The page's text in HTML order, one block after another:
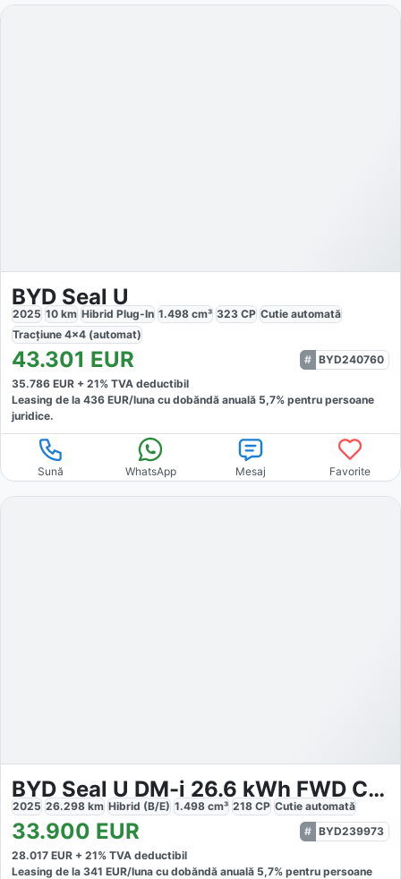
BYD Seal U
2025 10 km Hibrid Plug-In 1.498 cm³ 323 CP Cutie automată
Tracțiune 4x4 (automat)
43.301 EUR
BYD240760
35.786 EUR + 21% TVA deductibil
Leasing de la 436 EUR/luna cu dobăndă anuală 5,7% pentru persoane
juridice.
Sună WhatsApp Mesaj Favorite
BYD Seal U DM-i 26.6 kWh FWD Comfort
2025 26.298 km Hibrid (B/E) 1.498 cm³ 218 CP Cutie automată
33.900 EUR
BYD239973
28.017 EUR + 21% TVA deductibil
Leasing de la 341 EUR/luna cu dobăndă anuală 5,7% pentru persoane